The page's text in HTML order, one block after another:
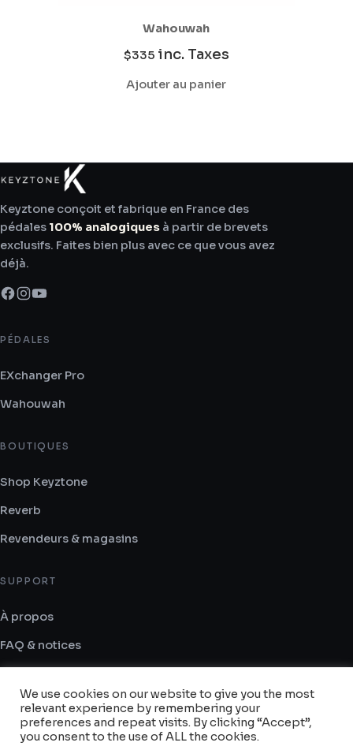
Wahouwah
$335 inc. Taxes
Ajouter au panier
Keyztone conçoit et fabrique en France des
pédales 100% analogiques à partir de brevets
exclusifs. Faites bien plus avec ce que vous avez
déjà.
PÉDALES
EXchanger Pro
Wahouwah
BOUTIQUES
Shop Keyztone
Reverb
Revendeurs & magasins
SUPPORT
À propos
FAQ & notices
CGV
We use cookies on our website to give you the most
relevant experience by remembering your
preferences and repeat visits. By clicking “Accept”,
you consent to the use of ALL the cookies.